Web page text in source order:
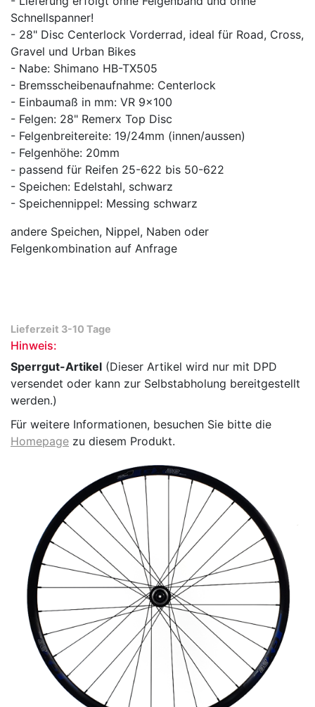
Schnellspanner!
- 28" Disc Centerlock Vorderrad, ideal für Road, Cross,
Gravel und Urban Bikes
- Nabe: Shimano HB-TX505
- Bremsscheibenaufnahme: Centerlock
- Einbaumaß in mm: VR 9x100
- Felgen: 28" Remerx Top Disc
- Felgenbreitereite: 19/24mm (innen/aussen)
- Felgenhöhe: 20mm
- passend für Reifen 25-622 bis 50-622
- Speichen: Edelstahl, schwarz
- Speichennippel: Messing schwarz
andere Speichen, Nippel, Naben oder
Felgenkombination auf Anfrage
Lieferzeit 3-10 Tage
Hinweis:
Sperrgut-Artikel (Dieser Artikel wird nur mit DPD
versendet oder kann zur Selbstabholung bereitgestellt
werden.)
Für weitere Informationen, besuchen Sie bitte die
Homepage zu diesem Produkt.